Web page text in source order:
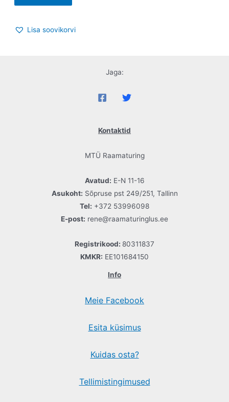
Lisa soovikorvi
Jaga:
Kontaktid
MTÜ Raamaturing
Avatud: E-N 11-16
Asukoht: Sõpruse pst 249/251, Tallinn
Tel: +372 53996098
E-post: rene@raamaturinglus.ee
Registrikood: 80311837
KMKR: EE101684150
Info
Meie Facebook
Esita küsimus
Kuidas osta?
Tellimistingimused